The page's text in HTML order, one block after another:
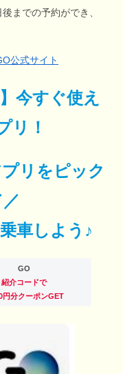
までの予約ができ、
公式サイト
】 今すぐ使え
リ！
リをピック
車しよう♪
GO
紹介コードで
円分クーポンGET